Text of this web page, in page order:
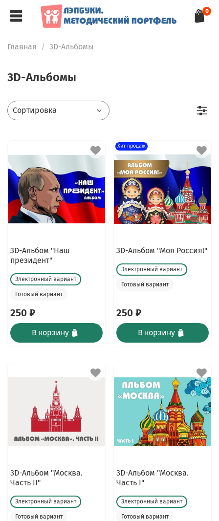
0
Главная 3D-Альбомы
3D-Альбомы
3D-Альбом "Наш
президент"
Электронный вариант
Готовый вариант
250 ₽
В корзину
Хит продаж
3D-Альбом "Моя Россия!"
Электронный вариант
Готовый вариант
250 ₽
В корзину
3D-Альбом "Москва.
Часть II"
Электронный вариант
Готовый вариант
3D-Альбом "Москва.
Часть I"
Электронный вариант
Готовый вариант